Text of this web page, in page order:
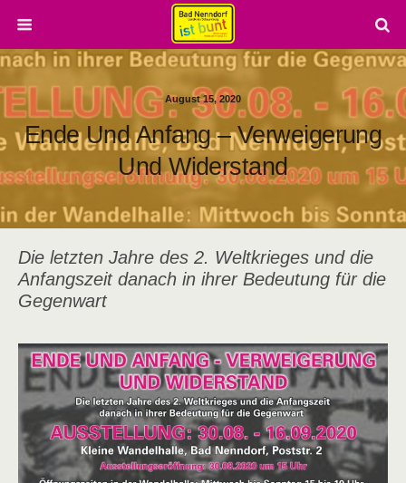
August 15, 2020
Ende Und Anfang – Verweigerung
Und Widerstand
Die letzten Jahre des 2. Weltkrieges und die
Anfangszeit danach in ihrer Bedeutung für die
Gegenwart